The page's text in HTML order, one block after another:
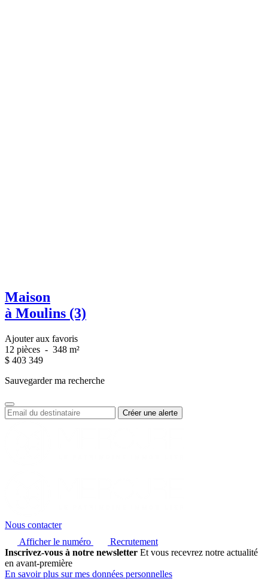
Maison
à Moulins (3)
Ajouter aux favoris
12 pièces - 348 m²
$ 403 349
Sauvegarder ma recherche
Nous contacter
Afficher le numéro
Recrutement
Inscrivez-vous à notre newsletter Et vous recevrez notre actualité
en avant-première
En savoir plus sur mes données personnelles